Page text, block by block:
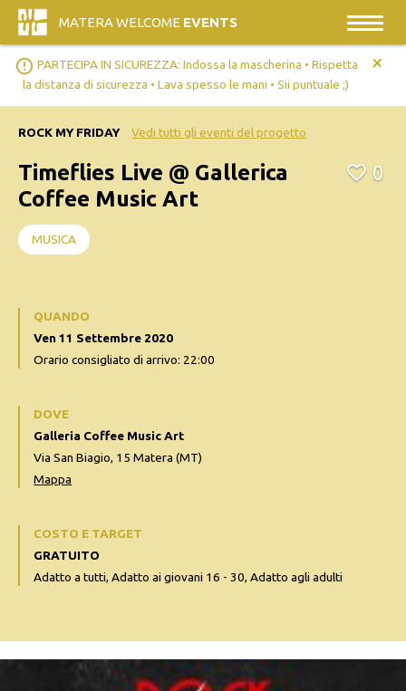
MATERA WELCOME EVENTS
error_outline PARTECIPA IN SICUREZZA: Indossa la mascherina • Rispetta
la distanza di sicurezza • Lava spesso le mani • Sii puntuale ;)
+
ROCK MY FRIDAY Vedi tutti gli eventi del progetto
Timeflies Live @ Gallerica
Coffee Music Art
0
MUSICA
QUANDO
Ven 11 Settembre 2020
Orario consigliato di arrivo: 22:00
DOVE
Galleria Coffee Music Art
Via San Biagio, 15 Matera (MT)
Mappa
COSTO E TARGET
GRATUITO
Adatto a tutti, Adatto ai giovani 16 - 30, Adatto agli adulti